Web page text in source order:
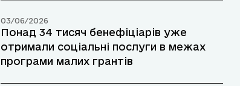
03/06/2026
Понад 34 тисяч бенефіціарів уже
отримали соціальні послуги в межах
програми малих грантів